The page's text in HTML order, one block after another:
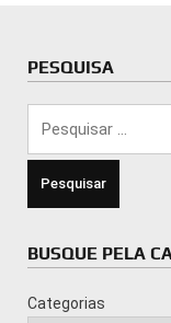
PESQUISA
BUSQUE PELA
Categorias